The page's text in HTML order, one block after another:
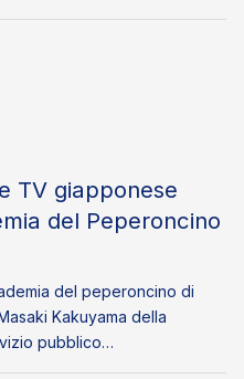
TV giapponese
del Peperoncino
del peperoncino di
Kakuyama della
pubblico…